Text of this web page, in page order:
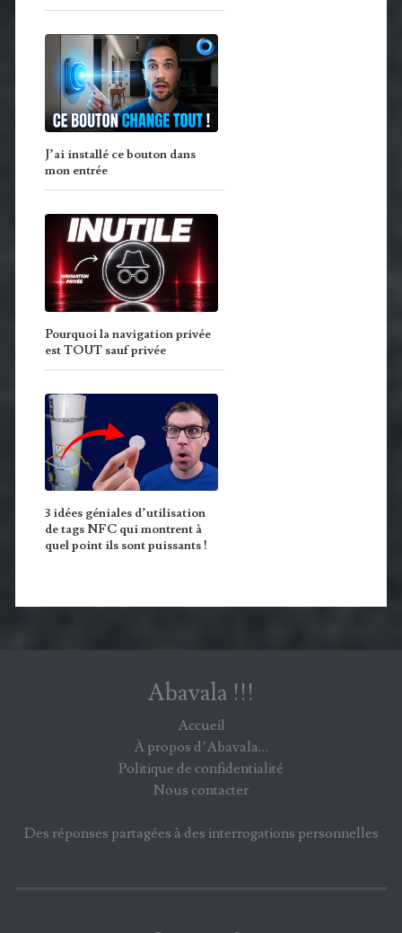
J’ai installé ce bouton dans
mon entrée
Pourquoi la navigation privée
est TOUT sauf privée
3 idées géniales d’utilisation
de tags NFC qui montrent à
quel point ils sont puissants !
Abavala !!!
Accueil
À propos d’Abavala…
Politique de confidentialité
Nous contacter
Des réponses partagées à des interrogations personnelles